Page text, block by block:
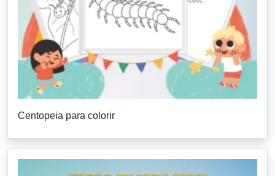
Centopeia para colorir